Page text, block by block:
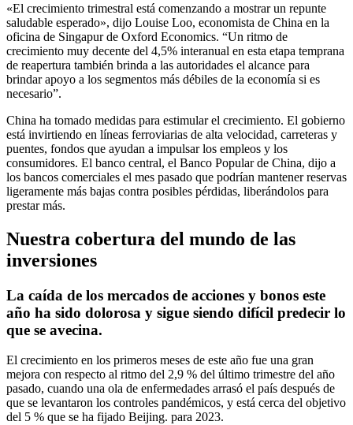
«El crecimiento trimestral está comenzando a mostrar un repunte
saludable esperado», dijo Louise Loo, economista de China en la
oficina de Singapur de Oxford Economics. “Un ritmo de
crecimiento muy decente del 4,5% interanual en esta etapa temprana
de reapertura también brinda a las autoridades el alcance para
brindar apoyo a los segmentos más débiles de la economía si es
necesario”.
China ha tomado medidas para estimular el crecimiento. El gobierno
está invirtiendo en líneas ferroviarias de alta velocidad, carreteras y
puentes, fondos que ayudan a impulsar los empleos y los
consumidores. El banco central, el Banco Popular de China, dijo a
los bancos comerciales el mes pasado que podrían mantener reservas
ligeramente más bajas contra posibles pérdidas, liberándolos para
prestar más.
Nuestra cobertura del mundo de las
inversiones
La caída de los mercados de acciones y bonos este
año ha sido dolorosa y sigue siendo difícil predecir lo
que se avecina.
El crecimiento en los primeros meses de este año fue una gran
mejora con respecto al ritmo del 2,9 % del último trimestre del año
pasado, cuando una ola de enfermedades arrasó el país después de
que se levantaron los controles pandémicos, y está cerca del objetivo
del 5 % que se ha fijado Beijing. para 2023.